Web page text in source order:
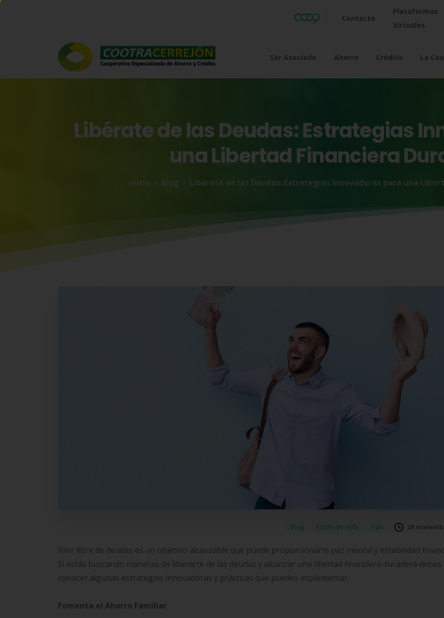
Contacto
Plataformas
Virtuales
Ser Asociado Ahorro Crédito La
LibératedelasDeudas:Estrategias
unaLibertadFinanciera
Inicio Blog Libérate de las Deudas: Estrategias Innovadoras para una
Blog Estilo de vida Tips 28
Vivir libre de deudas es un objetivo alcanzable que puede proporcionarte paz mental y estabilidad
Si estás buscando maneras de liberarte de las deudas y alcanzar una libertad financiera duradera debes
conocer algunas estrategias innovadoras y prácticas que puedes implementar.
Fomenta el Ahorro Familiar